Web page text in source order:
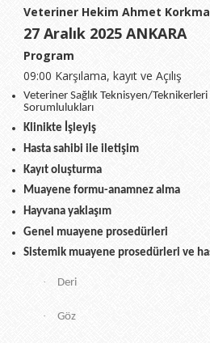
Veteriner Hekim Ahmet
27 Aralık 2025 ANKARA
Program
09:00 Karşılama, kayıt ve Açılış
Veteriner Sağlık Teknisyen/
Sorumlulukları
Klinikte İşleyiş
Hasta sahibi ile iletişim
Kayıt oluşturma
Muayene formu-anamnez alma
Hayvana yaklaşım
Genel muayene prosedürleri
Sistemik muayene prosedürleri ve
· Deri
· Göz